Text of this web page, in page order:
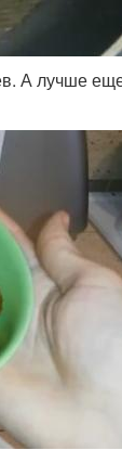
А лучше